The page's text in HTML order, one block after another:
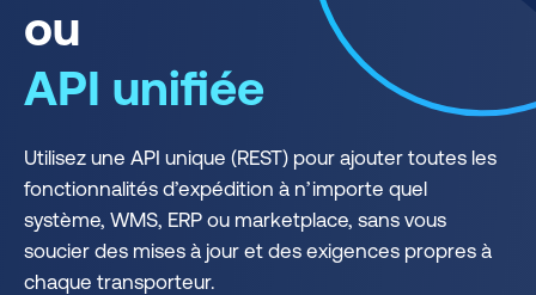
ou
API unifiée
Utilisez une API unique (REST) pour ajouter toutes les
fonctionnalités d’expédition à n’importe quel
système, WMS, ERP ou marketplace, sans vous
soucier des mises à jour et des exigences propres à
chaque transporteur.